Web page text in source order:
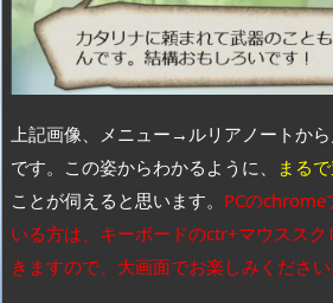
上記画像、メニュー→ルリアノートか
です。この姿からわかるように、
まる
ことが伺えると思います。 PCのchrome
いる方は、キーボードのctr+マウスス
きますので、大画面でお楽しみください